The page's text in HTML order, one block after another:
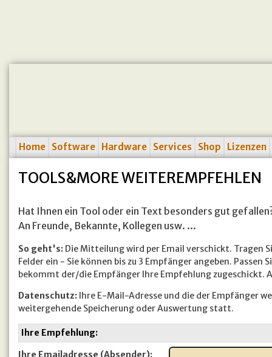
Home Software Hardware Services Shop Lizenzen
TOOLS&MORE WEITEREMPFEHLEN
Hat Ihnen ein Tool oder ein Text besonders gut
An Freunde, Bekannte, Kollegen usw. ...
So geht's: Die Mitteilung wird per Email verschickt. Tragen
Felder ein - Sie können bis zu 3 Empfänger angeben.
bekommt der/die Empfänger Ihre Empfehlung zugeschickt.
Datenschutz: Ihre E-Mail-Adresse und die der Empfänger
weitergehende Speicherung oder Auswertung statt.
Ihre Empfehlung:
Ihre Emailadresse (Absender):